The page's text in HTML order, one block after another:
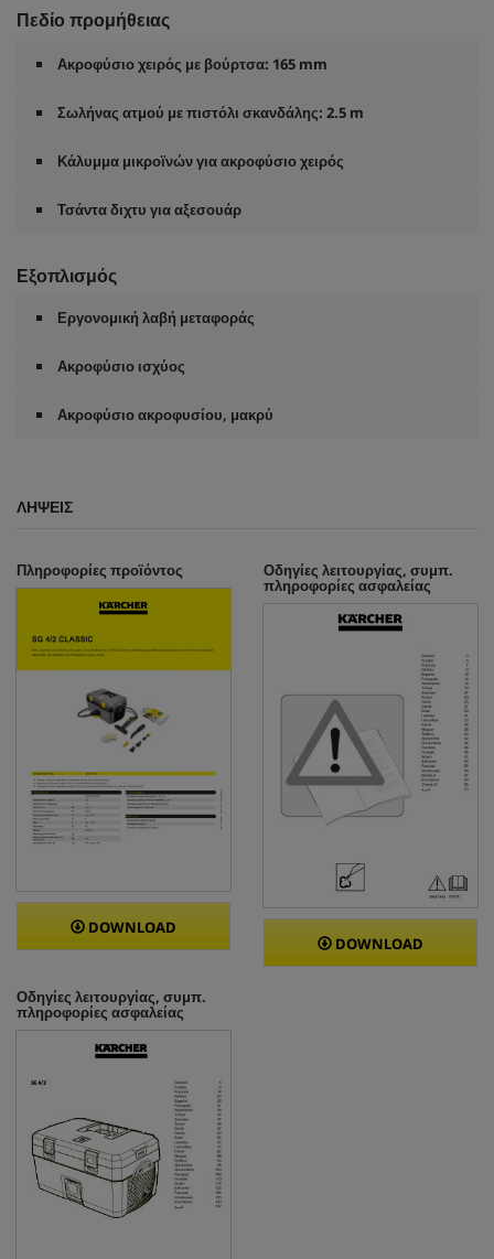
Πεδίο προμήθειας
Ακροφύσιο χειρός με βούρτσα: 165 mm
Σωλήνας ατμού με πιστόλι σκανδάλης: 2.5 m
Κάλυμμα μικροϊνών για ακροφύσιο χειρός
Τσάντα διχτυ για αξεσουάρ
Εξοπλισμός
Εργονομική λαβή μεταφοράς
Ακροφύσιο ισχύος
Ακροφύσιο ακροφυσίου, μακρύ
ΛΉΨΕΙΣ
Πληροφορίες προϊόντος
DOWNLOAD
Οδηγίες λειτουργίας, συμπ.
πληροφορίες ασφαλείας
DOWNLOAD
Οδηγίες λειτουργίας, συμπ.
πληροφορίες ασφαλείας